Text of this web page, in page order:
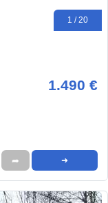
1 / 20
1.490 €
➦ ➜